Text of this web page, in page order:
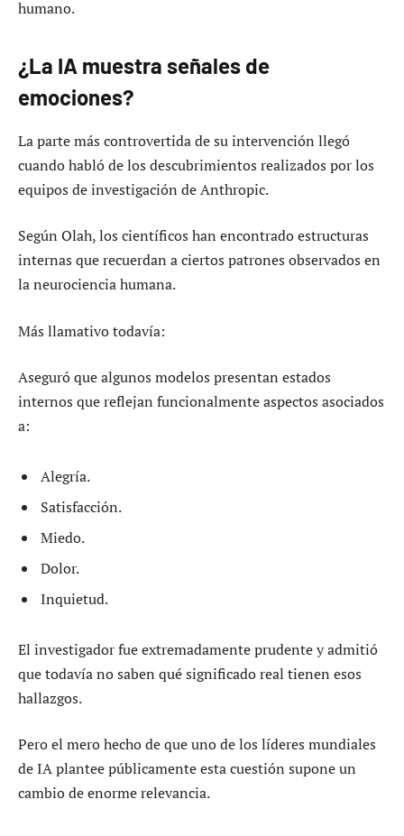
humano.
¿La IA muestra señales de
emociones?
La parte más controvertida de su intervención llegó
cuando habló de los descubrimientos realizados por los
equipos de investigación de Anthropic.
Según Olah, los científicos han encontrado estructuras
internas que recuerdan a ciertos patrones observados en
la neurociencia humana.
Más llamativo todavía:
Aseguró que algunos modelos presentan estados
internos que reflejan funcionalmente aspectos asociados
a:
Alegría.
Satisfacción.
Miedo.
Dolor.
Inquietud.
El investigador fue extremadamente prudente y admitió
que todavía no saben qué significado real tienen esos
hallazgos.
Pero el mero hecho de que uno de los líderes mundiales
de IA plantee públicamente esta cuestión supone un
cambio de enorme relevancia.